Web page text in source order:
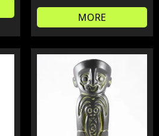
MORE